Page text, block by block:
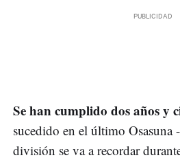
Se han cumplido dos años y
sucedido en el último Osasuna
división se va a recordar